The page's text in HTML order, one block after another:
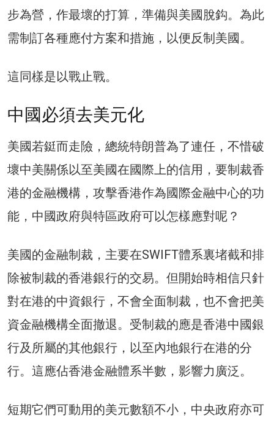
步為營，作最壞的打算，準備與美國脫鈎。為此
需制訂各種應付方案和措施，以便反制美國。
這同樣是以戰止戰。
中國必須去美元化
美國若鋌而走險，總統特朗普為了連任，不惜破
壞中美關係以至美國在國際上的信用，要制裁香
港的金融機構，攻擊香港作為國際金融中心的功
能，中國政府與特區政府可以怎樣應對呢？
美國的金融制裁，主要在SWIFT體系裏堵截和排
除被制裁的香港銀行的交易。但開始時相信只針
對在港的中資銀行，不會全面制裁，也不會把美
資金融機構全面撤退。受制裁的應是香港中國銀
行及所屬的其他銀行，以至內地銀行在港的分
行。這應佔香港金融體系半數，影響力廣泛。
短期它們可動用的美元數額不小，中央政府亦可